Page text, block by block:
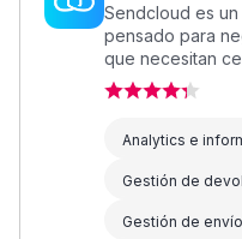
Sendcloud es
pensado para
que necesitan
Analytics e
Gestión de
Gestión de